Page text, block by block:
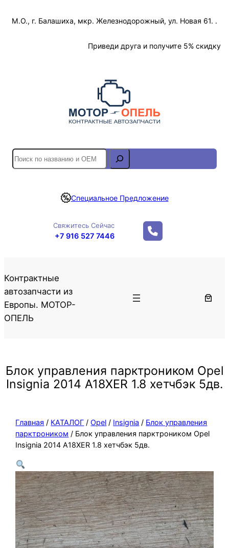
М.О., г. Балашиха, мкр. Железнодорожный, ул. Новая 61. .
Приведи друга и получите 5% скидку
S
e
r
Специальное Предложение
Свяжитесь Сейчас
+7 916 527 7446
Контрактные
автозапчасти из
Европы. МОТОР-
ОПЕЛЬ
Блок управления парктроником Opel
Insignia 2014 A18XER 1.8 хетчбэк 5дв.
Главная / КАТАЛОГ /Opel / Insignia / Блок управления
парктроником / Блок управления парктроником Opel
Insignia 2014 A18XER 1.8 хетчбэк 5дв.